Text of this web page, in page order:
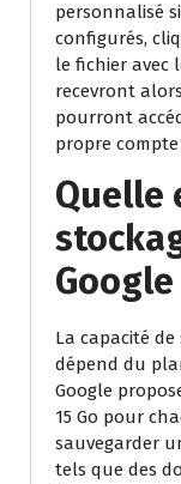
personnalisé
configurés,
le fichier avec
recevront
pourront
propre compte
Quelle
Google
La capacité de
dépend du
Google
15 Go pour
sauvegarder
tels que des